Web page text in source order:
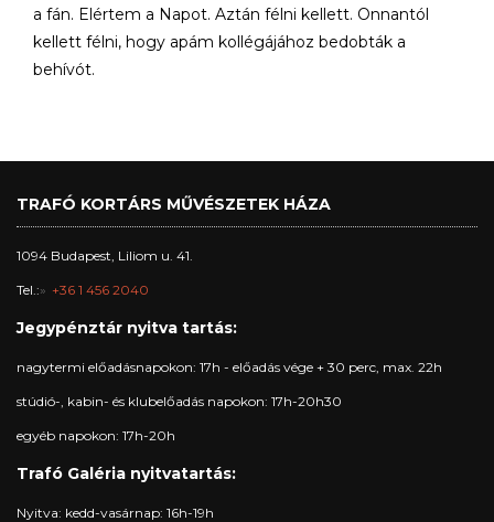
a fán. Elértem a Napot. Aztán félni kellett. Onnantól
kellett félni, hogy apám kollégájához bedobták a
behívót.
TRAFÓ KORTÁRS MŰVÉSZETEK HÁZA
1094 Budapest, Liliom u. 41.
Tel.: +36 1 456 2040
Jegypénztár nyitva tartás:
nagytermi előadásnapokon: 17h - előadás vége + 30 perc, max. 22h
stúdió-, kabin- és klubelőadás napokon: 17h-20h30
egyéb napokon: 17h-20h
Trafó Galéria nyitvatartás:
Nyitva: kedd-vasárnap: 16h-19h